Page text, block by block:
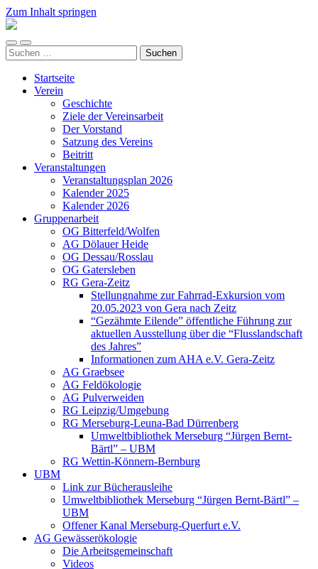
Zum Inhalt springen
Arbeitskreis
Auenwälder
zu
Halle
Mobile-
Menü
Suchfeld
ein-/ausblenden
Suchen
nach:
Startseite
Verein
Geschichte
Ziele der Vereinsarbeit
Der Vorstand
Satzung des Vereins
Beitritt
Veranstaltungen
Veranstaltungsplan 2026
Kalender 2025
Kalender 2026
Gruppenarbeit
OG Bitterfeld/Wolfen
AG Dölauer Heide
OG Dessau/Rosslau
OG Gatersleben
RG Gera-Zeitz
Stellungnahme zur Fahrrad-Exkursion vom
20.05.2023 von Gera nach Zeitz
“Gezähmte Eilende” öffentliche Führung zur
aktuellen Ausstellung über die “Flusslandschaft
des Jahres”
Informationen zum AHA e.V. Gera-Zeitz
AG Graebsee
AG Feldökologie
AG Pulverweiden
RG Leipzig/Umgebung
RG Merseburg-Leuna-Bad Dürrenberg
Umweltbibliothek Merseburg “Jürgen Bernt-
Bärtl” – UBM
RG Wettin-Könnern-Bernburg
UBM
Link zur Bücherausleihe
Umweltbibliothek Merseburg “Jürgen Bernt-Bärtl” –
UBM
Offener Kanal Merseburg-Querfurt e.V.
AG Gewässerökologie
Die Arbeitsgemeinschaft
Videos